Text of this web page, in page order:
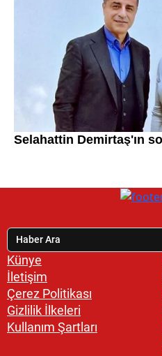
Künye
İletişim
Çerez Politikası
Gizlilik İlkeleri
Kullanım Şartları